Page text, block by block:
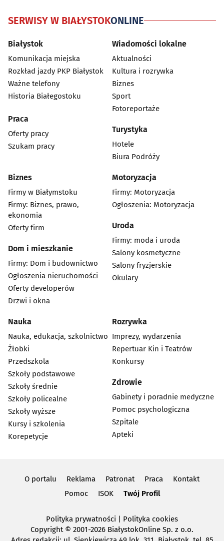
SERWISY W BIAŁYSTOKONLINE
Białystok
Komunikacja miejska
Rozkład jazdy PKP Białystok
Ważne telefony
Historia Białegostoku
Praca
Oferty pracy
Szukam pracy
Wiadomości lokalne
Aktualności
Kultura i rozrywka
Biznes
Sport
Fotoreportaże
Turystyka
Hotele
Biura Podróży
Biznes
Firmy w Białymstoku
Firmy: Biznes, prawo,
ekonomia
Oferty firm
Dom i mieszkanie
Firmy: Dom i budownictwo
Ogłoszenia nieruchomości
Oferty developerów
Drzwi i okna
Motoryzacja
Firmy: Motoryzacja
Ogłoszenia: Motoryzacja
Uroda
Firmy: moda i uroda
Salony kosmetyczne
Salony fryzjerskie
Okulary
Nauka
Nauka, edukacja, szkolnictwo
Żłobki
Przedszkola
Szkoły podstawowe
Szkoły średnie
Szkoły policealne
Szkoły wyższe
Kursy i szkolenia
Korepetycje
Rozrywka
Imprezy, wydarzenia
Repertuar Kin i Teatrów
Konkursy
Zdrowie
Gabinety i poradnie medyczne
Pomoc psychologiczna
Szpitale
Apteki
O portalu Reklama Patronat Praca
Kontakt
Pomoc
ISOK Twój Profil
Polityka prywatności
Polityka cookies
Copyright© 2001-2026 BiałystokOnline Sp. z o.o.